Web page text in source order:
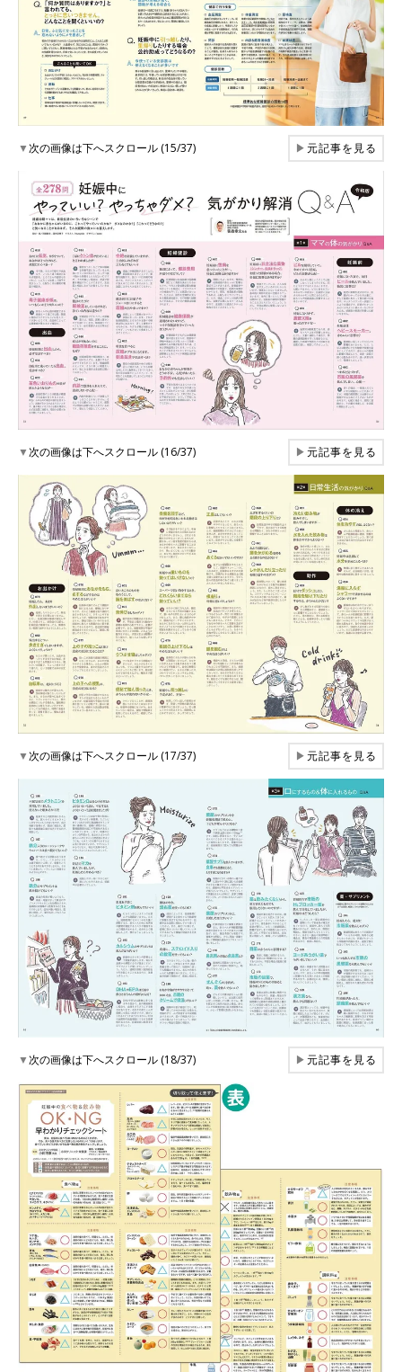
▼次の画像は下へスクロール (15/37) ▶元記事を見る
▼次の画像は下へスクロール (16/37) ▶元記事を見る
▼次の画像は下へスクロール (17/37) ▶元記事を見る
▼次の画像は下へスクロール (18/37) ▶元記事を見る